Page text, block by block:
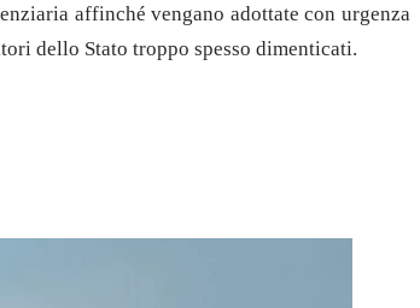
affinché vengano adottate con urgenza
dello Stato troppo spesso dimenticati.